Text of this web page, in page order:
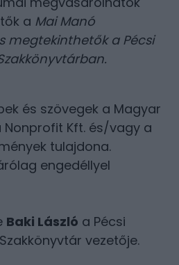
a Mai Manó
megtekinthetők a Pécsi
.
és szövegek a Magyar
Nonprofit Kft. és/vagy a
tulajdona.
engedéllyel
Baki László a Pécsi
vezetője.